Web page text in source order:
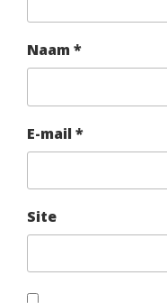
Naam *
E-mail *
Site